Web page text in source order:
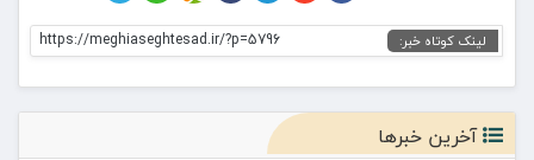
لینک کوتاه خبر: https://meghiaseghtesad.ir/?p=5796
آخرین خبرها